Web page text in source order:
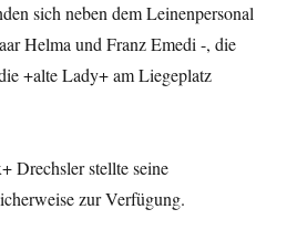
sich neben dem Leinenpersonal
Helma und Franz Emedi -, die
+alte Lady+ am Liegeplatz
Drechsler stellte seine
zur Verfügung.